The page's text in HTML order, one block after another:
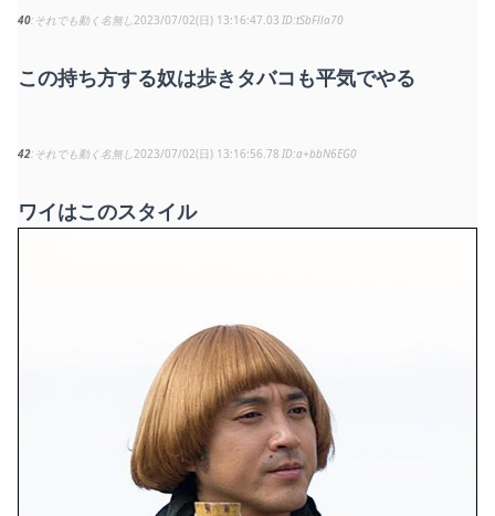
40 それでも動く名無し2023/07/02(日) 13:16:47.03 tSbFlla70
この持ち方する奴は歩きタバコも平気でやる
42 それでも動く名無し2023/07/02(日) 13:16:56.78 a+bbN6EG0
ワイはこのスタイル